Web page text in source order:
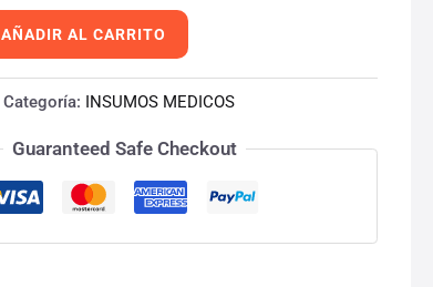
AÑADIR AL CARRITO
Categoría: INSUMOS MEDICOS
Guaranteed Safe Checkout